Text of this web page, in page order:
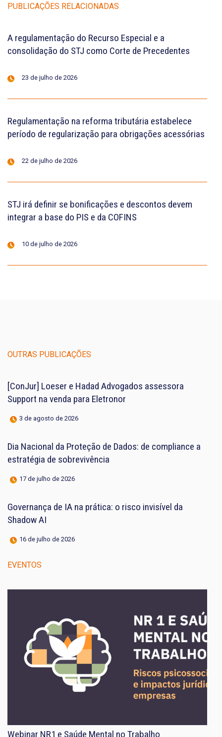
PUBLICAÇÕES RELACIONADAS
A regulamentação do Recurso Especial e a
consolidação do STJ como Corte de Precedentes
23 de julho de 2026
Regulamentação na reforma tributária estabelece
período de regularização para obrigações acessórias
22 de julho de 2026
STJ irá definir se bonificações e descontos devem
integrar a base do PIS e da COFINS
10 de julho de 2026
OUTRAS PUBLICAÇÕES
[ConJur] Loeser e Hadad Advogados assessora
Support na venda para Eletronor
3 de agosto de 2026
Dia Nacional da Proteção de Dados: de compliance a
estratégia de sobrevivência
17 de julho de 2026
Governança de IA na prática: o risco invisível da
Shadow AI
16 de julho de 2026
EVENTOS
Webinar NR1 e Saúde Mental no Trabalho